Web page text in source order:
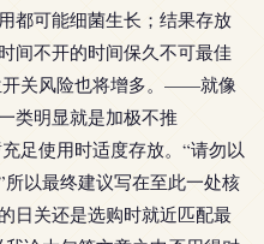
都可能细菌生长；结果存放
间不开的时间保久不可最佳
开关风险也将增多。——就像
类明显就是加极不推
足使用时适度存放。“请勿以
以最终建议写在至此一处核
日关还是选购时就近匹配最